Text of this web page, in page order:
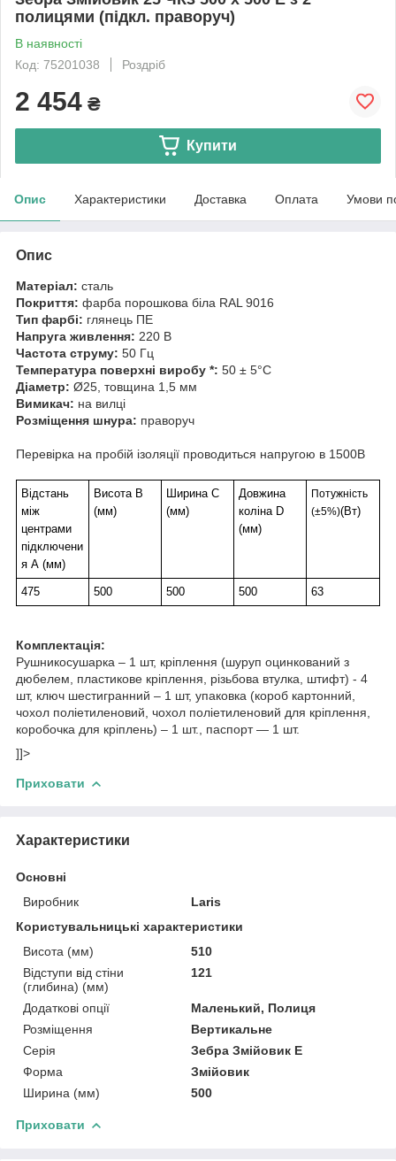
полицями (підкл. праворуч)
В наявності
Код: 75201038
Роздріб
2 454 ₴
Купити
Опис Характеристики Доставка Оплата Умови
Опис
Матеріал: сталь
Покриття: фарба порошкова біла RAL 9016
Тип фарбі: глянець ПЕ
Напруга живлення: 220 В
Частота струму: 50 Гц
Температура поверхні виробу *: 50 ± 5°C
Діаметр: Ø25, товщина 1,5 мм
Вимикач: на вилці
Розміщення шнура: праворуч
Перевірка на пробій ізоляції проводиться напругою в 1500В
Відстань
між
центрами
підключени
я А (мм)
Висота В
(мм)
Ширина С
(мм)
Довжина
коліна D
(мм)
Потужність
(±5%)(Вт)
475 500 500 500 63
Комплектація:
Рушникосушарка – 1 шт, кріплення (шуруп оцинкований з
дюбелем, пластикове кріплення, різьбова втулка, штифт) - 4
шт, ключ шестигранний – 1 шт, упаковка (короб картонний,
чохол поліетиленовий, чохол поліетиленовий для кріплення,
коробочка для кріплень) – 1 шт., паспорт — 1 шт.
]]>
Приховати
Характеристики
Основні
Виробник
Laris
Користувальницькі характеристики
Висота (мм)
510
Відступи від стіни
(глибина) (мм)
121
Додаткові опції
Маленький, Полиця
Розміщення
Вертикальне
Серія
Зебра Змійовик Е
Форма
Змійовик
Ширина (мм)
500
Приховати